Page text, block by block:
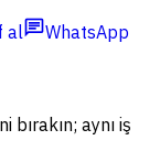
alchatWhatsApp
aynı iş